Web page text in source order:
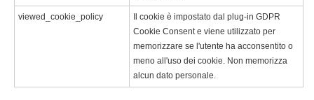
viewed_cookie_policy
Il cookie è impostato dal plug-in GDPR
Cookie Consent e viene utilizzato per
memorizzare se l'utente ha acconsentito o
meno all'uso dei cookie. Non memorizza
alcun dato personale.